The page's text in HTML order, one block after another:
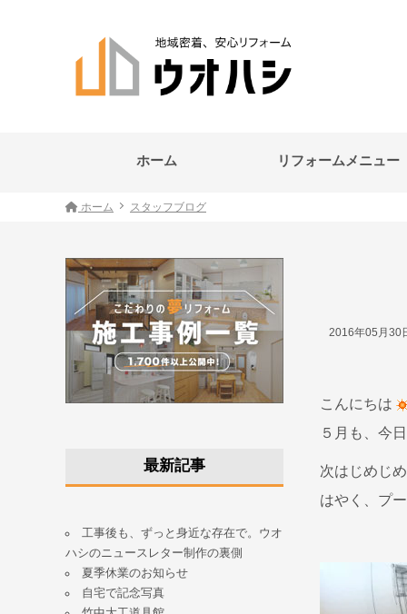
ホーム リフォームメニュー
ホーム スタッフブログ
2016年05月30
こんにちは
５月も、今
次はじめじ
はやく、プ
最新記事
工事後も、ずっと身近な存在で。ウオ
ハシのニュースレター制作の裏側
夏季休業のお知らせ
自宅で記念写真